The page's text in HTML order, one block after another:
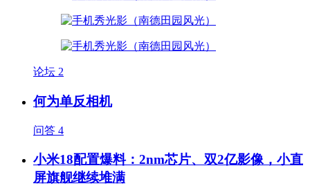
论坛 2
何为单反相机
问答 4
小米18配置爆料：2nm芯片、双2亿影像，小直
屏旗舰继续堆满